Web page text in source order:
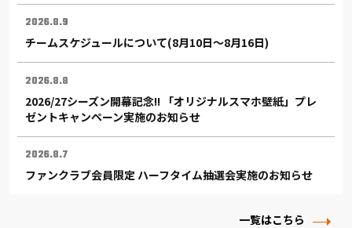
2026.8.9
チームスケジュールについて(8月10日〜8月16日)
2026.8.8
2026/27シーズン開幕記念!! 「オリジナルスマホ壁紙」プレ
ゼントキャンペーン実施のお知らせ
2026.8.7
ファンクラブ会員限定 ハーフタイム抽選会実施のお知らせ
一覧はこちら